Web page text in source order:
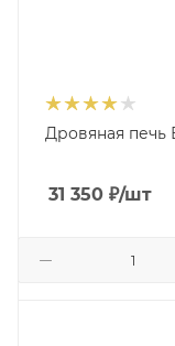
Дровяная
31 350 ₽/шт